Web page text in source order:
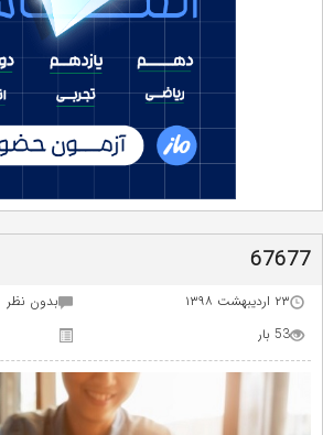
67677
۲۳ اردیبهشت ۱۳۹۸
بدون نظر
53 بار